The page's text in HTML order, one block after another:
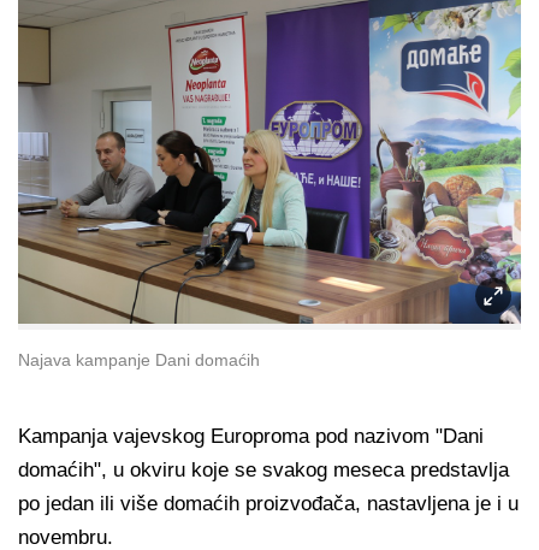
Najava kampanje Dani domaćih
Kampanja vajevskog Europroma pod nazivom "Dani
domaćih", u okviru koje se svakog meseca predstavlja
po jedan ili više domaćih proizvođača, nastavljena je i u
novembru.